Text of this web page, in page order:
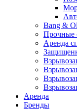
Bang &
Прочные
Аренда
Аренда
Бренды